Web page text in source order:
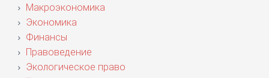
Макроэкономика
Экономика
Финансы
Правоведение
Экологическое право